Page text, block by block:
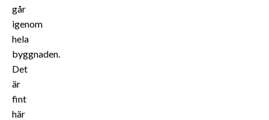
går
igenom
hela
byggnaden.
Det
är
fint
här